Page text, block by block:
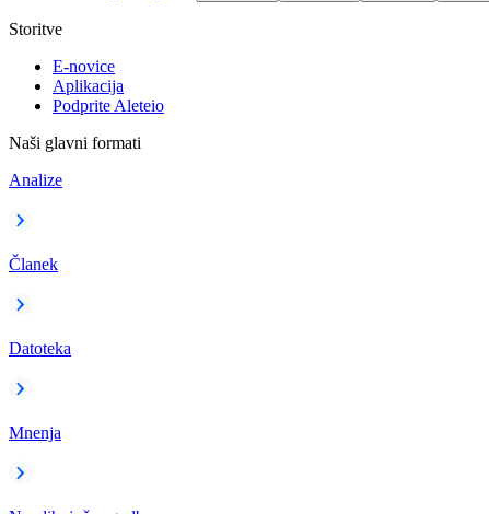
Storitve
E-novice
Aplikacija
Podprite Aleteio
Naši glavni formati
Analize
Članek
Datoteka
Mnenja